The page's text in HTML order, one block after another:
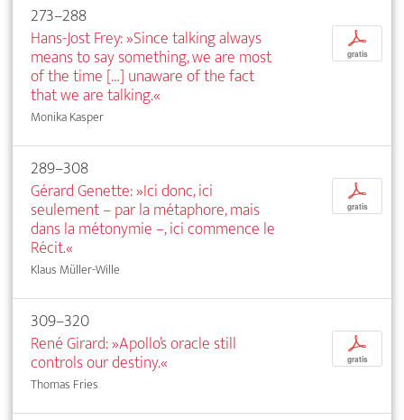
273–288
Hans-Jost Frey: »Since talking always
means to say something, we are most
of the time […] unaware of the fact
that we are talking.«
Monika Kasper
p
gratis
289–308
Gérard Genette: »Ici donc, ici
seulement – par la métaphore, mais
dans la métonymie –, ici commence le
Récit.«
Klaus Müller-Wille
p
gratis
309–320
René Girard: »Apollo’s oracle still
controls our destiny.«
Thomas Fries
p
gratis